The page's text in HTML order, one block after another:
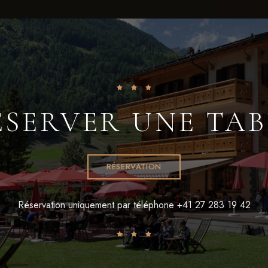
UNE
RÉSERVATION
Réservation uniquement par téléphone +41 27 283 19 42